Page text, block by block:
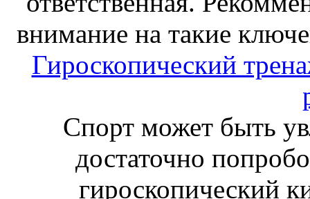
внимание на такие
Гироскопический
Спорт может быть
достаточно
гироскопический